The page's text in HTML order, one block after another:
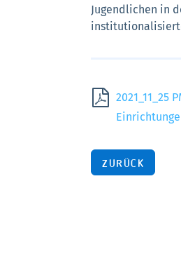
Jugendlichen in
2021_11_25
ZURÜCK